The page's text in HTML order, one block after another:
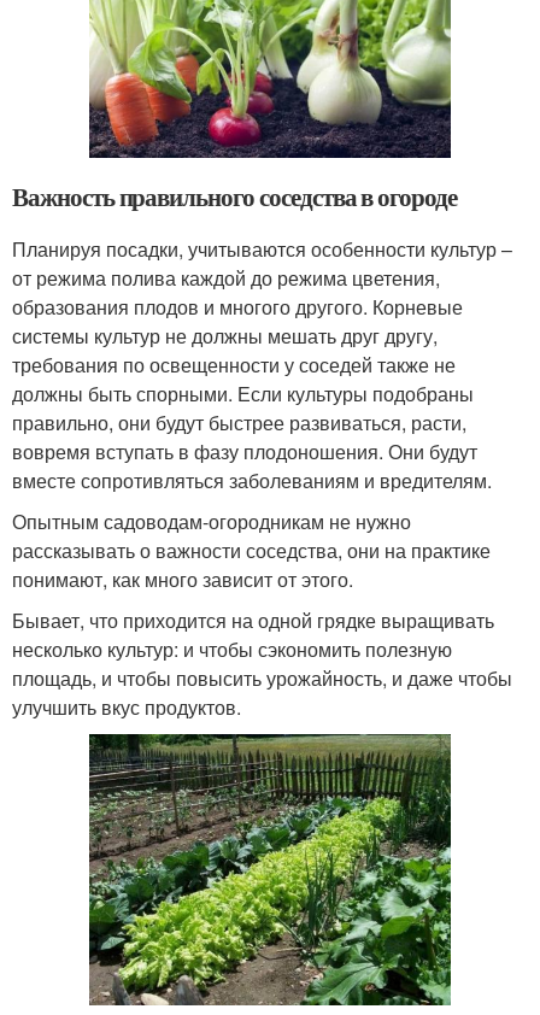
Важность правильного соседства в огороде
Планируя посадки, учитываются особенности культур –
от режима полива каждой до режима цветения,
образования плодов и многого другого. Корневые
системы культур не должны мешать друг другу,
требования по освещенности у соседей также не
должны быть спорными. Если культуры подобраны
правильно, они будут быстрее развиваться, расти,
вовремя вступать в фазу плодоношения. Они будут
вместе сопротивляться заболеваниям и вредителям.
Опытным садоводам-огородникам не нужно
рассказывать о важности соседства, они на практике
понимают, как много зависит от этого.
Бывает, что приходится на одной грядке выращивать
несколько культур: и чтобы сэкономить полезную
площадь, и чтобы повысить урожайность, и даже чтобы
улучшить вкус продуктов.